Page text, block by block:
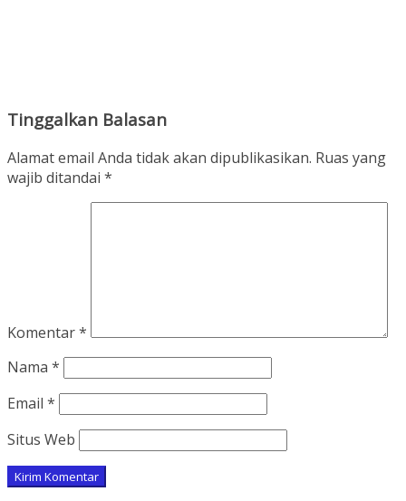
Tinggalkan Balasan
Alamat email Anda tidak akan dipublikasikan. Ruas yang
wajib ditandai *
Komentar*
Nama *
Email *
Situs Web